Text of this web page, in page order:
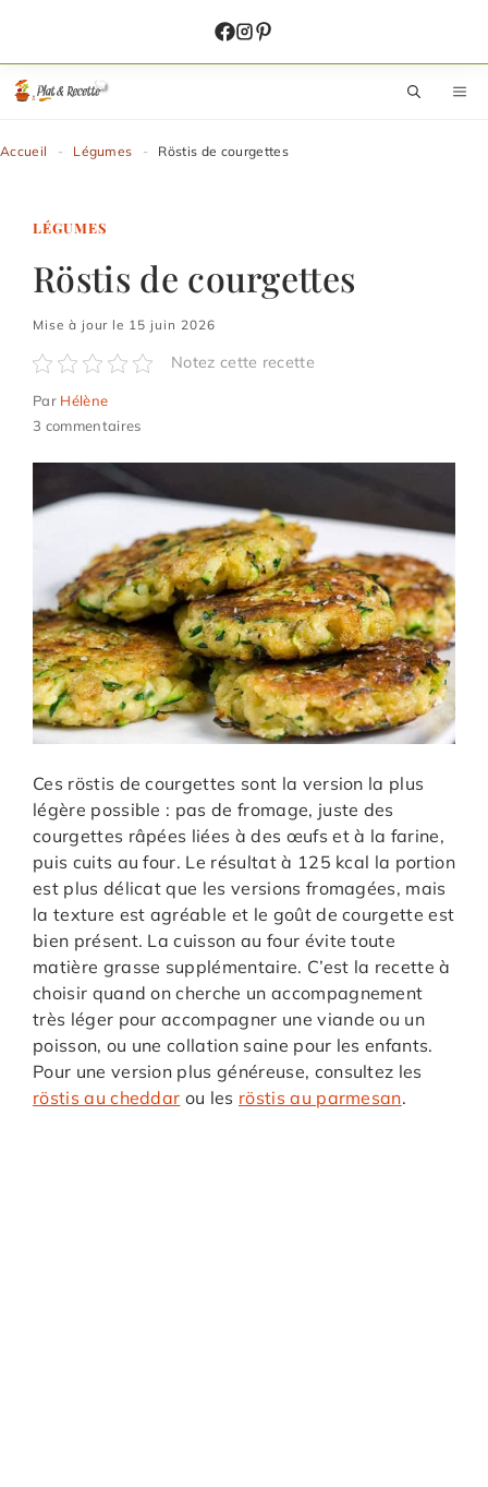
contenu
Accueil - Légumes - Röstis de courgettes
LÉGUMES
Röstis de courgettes
Mise à jour le 15 juin 2026
Notez cette recette
Par Hélène
3 commentaires
Ces röstis de courgettes sont la version la plus
légère possible : pas de fromage, juste des
courgettes râpées liées à des œufs et à la farine,
puis cuits au four. Le résultat à 125 kcal la portion
est plus délicat que les versions fromagées, mais
la texture est agréable et le goût de courgette est
bien présent. La cuisson au four évite toute
matière grasse supplémentaire. C’est la recette à
choisir quand on cherche un accompagnement
très léger pour accompagner une viande ou un
poisson, ou une collation saine pour les enfants.
Pour une version plus généreuse, consultez les
röstis au cheddar ou les röstis au parmesan.